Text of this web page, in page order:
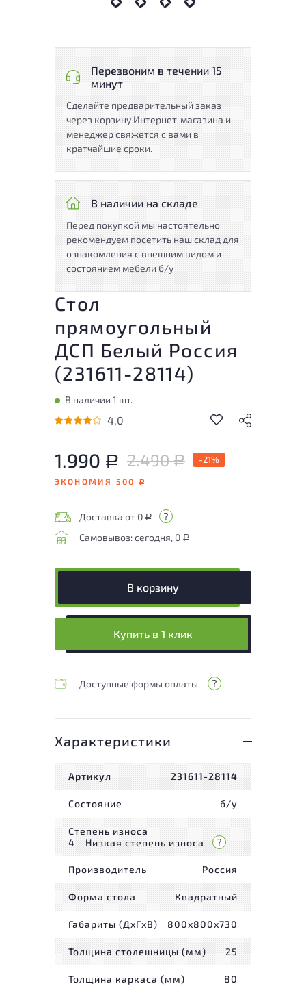
Перезвоним в течении 15
минут
Сделайте предварительный заказ
через корзину Интернет-магазина и
менеджер свяжется с вами в
кратчайшие сроки.
В наличии на складе
Перед покупкой мы настоятельно
рекомендуем посетить наш склад для
ознакомления с внешним видом и
состоянием мебели б/у
Стол
прямоугольный
ДСП Белый Россия
(231611-28114)
В наличии 1 шт.
4,0
1.990 Р 2.490Р -21%
ЭКОНОМИЯ 500Р
Доставка от 0 Р
Самовывоз: сегодня, 0 Р
В корзину
Купить в 1 клик
Доступные формы оплаты
Характеристики
Артикул 231611-28114
Состояние б/у
Степень износа
4 - Низкая степень износа
Производитель Россия
Форма стола Квадратный
Габариты (ДxГxВ) 800x800x730
Толщина столешницы (мм) 25
Толщина каркаса (мм) 80